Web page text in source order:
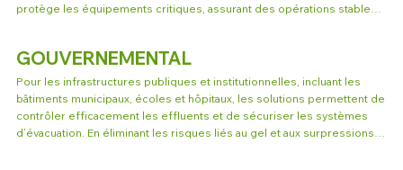
protège les équipements critiques, assurant des opérations stables
GOUVERNEMENTAL
Pour les infrastructures publiques et institutionnelles, incluant les
bâtiments municipaux, écoles et hôpitaux, les solutions permettent de
contrôler efficacement les effluents et de sécuriser les systèmes
d’évacuation. En éliminant les risques liés au gel et aux surpressions,